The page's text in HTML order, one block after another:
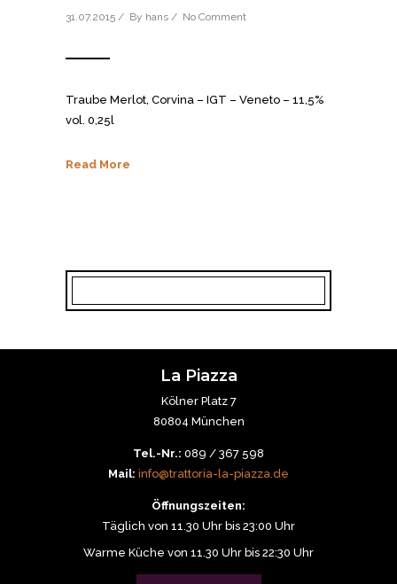
31.07.2015 / By hans / No Comment
Traube Merlot, Corvina – IGT – Veneto – 11,5%
vol. 0,25l
Read More
La Piazza
Kölner Platz 7
80804 München
Tel.-Nr.: 089 / 367 598
Mail: info@trattoria-la-piazza.de
Öffnungszeiten:
Täglich von 11.30 Uhr bis 23:00 Uhr
Warme Küche von 11.30 Uhr bis 22:30 Uhr